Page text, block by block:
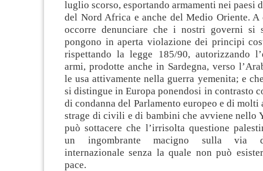
luglio scorso, esportando armamenti nei paesi
del Nord Africa e anche del Medio Oriente. A
occorre denunciare che i nostri governi si
pongono in aperta violazione dei principi
rispettando la legge 185/90, autorizzando
armi, prodotte anche in Sardegna, verso
le usa attivamente nella guerra yemenita; e
si distingue in Europa ponendosi in contrasto
di condanna del Parlamento europeo e di molti
strage di civili e di bambini che avviene nello
può sottacere che l’irrisolta questione
un ingombrante macigno sulla via
internazionale senza la quale non può
pace.